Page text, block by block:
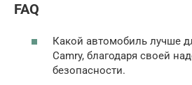
FAQ
Какой автомобиль лучше
Camry, благодаря своей
безопасности.